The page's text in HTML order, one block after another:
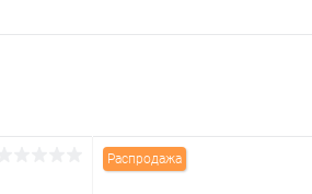
Распродажа